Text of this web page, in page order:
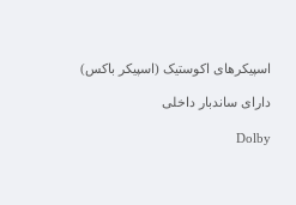
اسپیکرهای اکوستیک (اسپیکر باکس)
دارای ساندبار داخلی
Dolby